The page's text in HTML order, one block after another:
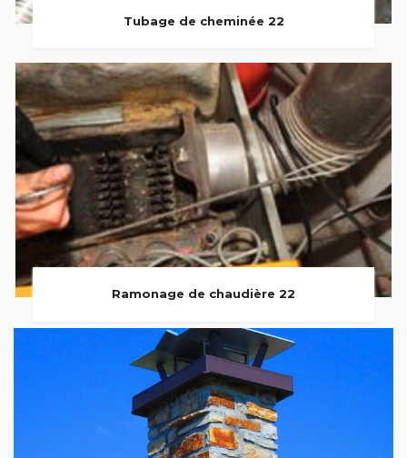
Tubage de cheminée 22
Ramonage de chaudière 22